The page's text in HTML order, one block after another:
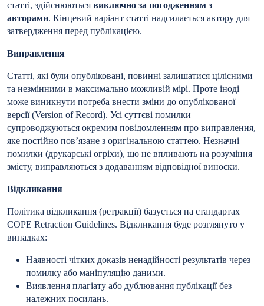
статті, здійснюються виключно за погодженням з
авторами. Кінцевий варіант статті надсилається автору для
затвердження перед публікацією.
Виправлення
Статті, які були опубліковані, повинні залишатися цілісними
та незмінними в максимально можливій мірі. Проте іноді
може виникнути потреба внести зміни до опублікованої
версії (Version of Record). Усі суттєві помилки
супроводжуються окремим повідомленням про виправлення,
яке постійно пов’язане з оригінальною статтею. Незначні
помилки (друкарські огріхи), що не впливають на розуміння
змісту, виправляються з додаванням відповідної виноски.
Відкликання
Політика відкликання (ретракції) базується на стандартах
COPE Retraction Guidelines. Відкликання буде розглянуто у
випадках:
Наявності чітких доказів ненадійності результатів через
помилку або маніпуляцію даними.
Виявлення плагіату або дублювання публікації без
належних посилань.